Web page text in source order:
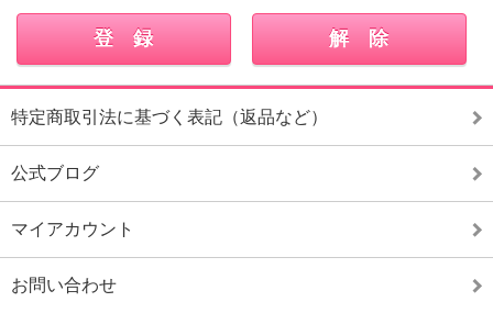
特定商取引法に基づく表記（返品など）
公式ブログ
マイアカウント
お問い合わせ